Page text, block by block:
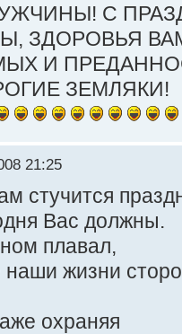
С
ЗДОРОВЬЯ
И
ЗЕМЛЯКИ!
21:25
стучится
Вас должны.
плавал,
наши жизни
охраняя